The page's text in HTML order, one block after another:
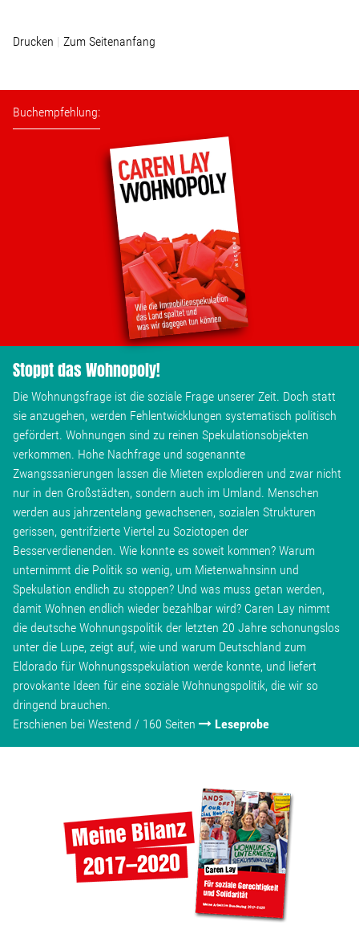
Drucken Zum Seitenanfang
Buchempfehlung:
Stoppt das Wohnopoly!
Die Wohnungsfrage ist die soziale Frage unserer Zeit. Doch statt
sie anzugehen, werden Fehlentwicklungen systematisch politisch
gefördert. Wohnungen sind zu reinen Spekulationsobjekten
verkommen. Hohe Nachfrage und sogenannte
Zwangssanierungen lassen die Mieten explodieren und zwar nicht
nur in den Großstädten, sondern auch im Umland. Menschen
werden aus jahrzentelang gewachsenen, sozialen Strukturen
gerissen, gentrifzierte Viertel zu Soziotopen der
Besserverdienenden. Wie konnte es soweit kommen? Warum
unternimmt die Politik so wenig, um Mietenwahnsinn und
Spekulation endlich zu stoppen? Und was muss getan werden,
damit Wohnen endlich wieder bezahlbar wird? Caren Lay nimmt
die deutsche Wohnungspolitik der letzten 20 Jahre schonungslos
unter die Lupe, zeigt auf, wie und warum Deutschland zum
Eldorado für Wohnungsspekulation werde konnte, und liefert
provokante Ideen für eine soziale Wohnungspolitik, die wir so
dringend brauchen.
Erschienen bei Westend / 160 Seiten
Leseprobe